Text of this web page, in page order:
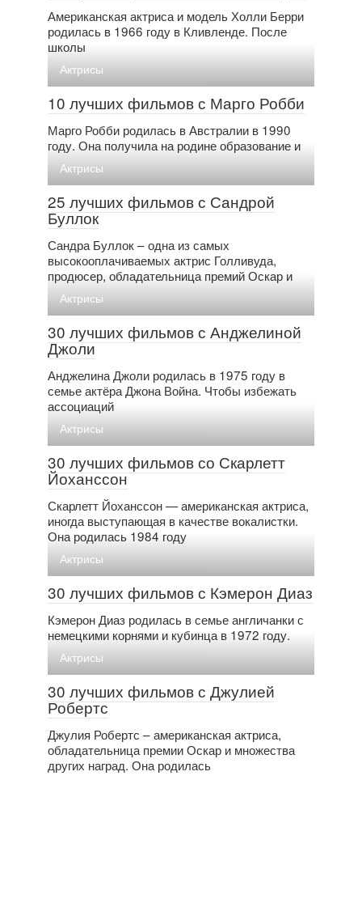
Американская актриса и модель Холли Берри
родилась в 1966 году в Кливленде. После
школы
Актрисы
10 лучших фильмов с Марго Робби
Марго Робби родилась в Австралии в 1990
году. Она получила на родине образование и
Актрисы
25 лучших фильмов с Сандрой
Буллок
Сандра Буллок – одна из самых
высокооплачиваемых актрис Голливуда,
продюсер, обладательница премий Оскар и
Актрисы
30 лучших фильмов с Анджелиной
Джоли
Анджелина Джоли родилась в 1975 году в
семье актёра Джона Война. Чтобы избежать
ассоциаций
Актрисы
30 лучших фильмов со Скарлетт
Йоханссон
Скарлетт Йоханссон — американская актриса,
иногда выступающая в качестве вокалистки.
Она родилась 1984 году
Актрисы
30 лучших фильмов с Кэмерон Диаз
Кэмерон Диаз родилась в семье англичанки с
немецкими корнями и кубинца в 1972 году.
Актрисы
30 лучших фильмов с Джулией
Робертс
Джулия Робертс – американская актриса,
обладательница премии Оскар и множества
других наград. Она родилась